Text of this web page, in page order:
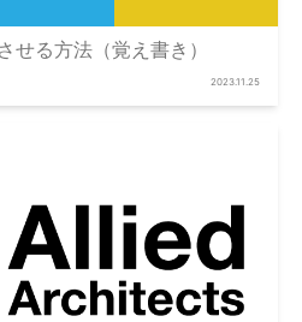
せる方法（覚え書き）
2023.11.25